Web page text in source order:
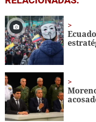
seconds
1
minute,
56
seconds